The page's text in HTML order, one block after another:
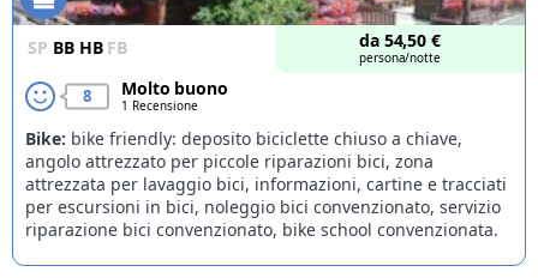
SP BB HB FB da 54,50 €
persona/notte
8 Molto buono
1 Recensione
Bike: bike friendly: deposito biciclette chiuso a chiave,
angolo attrezzato per piccole riparazioni bici, zona
attrezzata per lavaggio bici, informazioni, cartine e tracciati
per escursioni in bici, noleggio bici convenzionato, servizio
riparazione bici convenzionato, bike school convenzionata.